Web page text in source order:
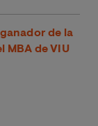
de la
MBA de VIU